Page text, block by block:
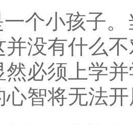
个小孩子
并没有什么
然必须上学
心智将无法